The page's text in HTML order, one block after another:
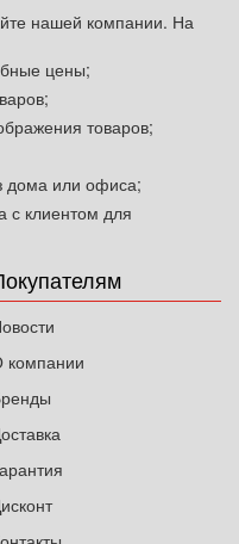
нашей компании. На
цены;
товаров;
дома или офиса;
с клиентом для
компании